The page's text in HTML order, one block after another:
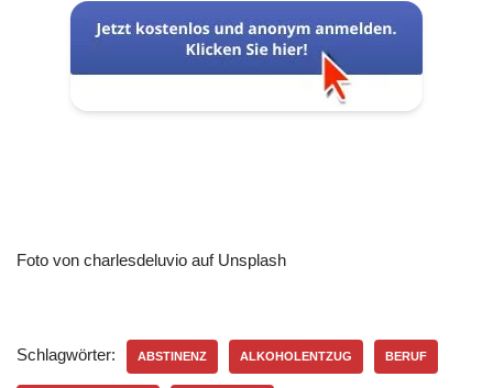
Foto von charlesdeluvio auf Unsplash
Schlagwörter: ABSTINENZ ALKOHOLENTZUG BERUF